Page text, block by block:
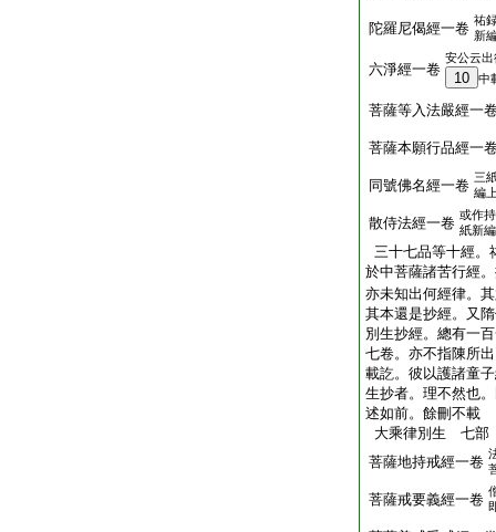
陀羅尼偈經一卷 祐
新
六淨經一卷
安公云
10 中
菩薩等入法嚴經一
菩薩本願行品經一
同號佛名經一卷 三
編
散侍法經一卷 或作
紙新
三十七品等十經。
於中菩薩諸苦行經
亦未知出何經律。
其本還是抄經。又
別生抄經。總有一
七卷。亦不指陳所
載訖。彼以護諸童
生抄者。理不然也
述如前。餘刪不載
大乘律別生 七
菩薩地持戒經一卷
菩薩戒要義經一卷